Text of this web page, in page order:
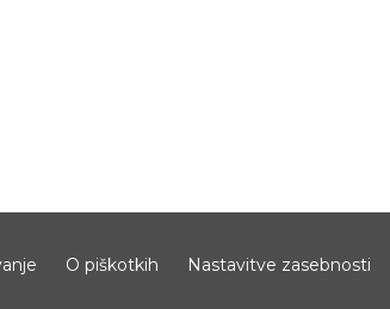
O piškotkih Nastavitve zasebnosti